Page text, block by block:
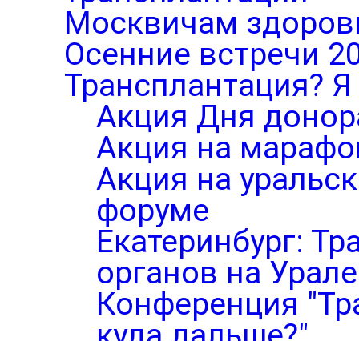
Москвичам
Осенние встречи
Трансплантация?
Акция Дня
Акция на
Акция на
форуме
Екатеринбург:
органов на Урале
Конференция